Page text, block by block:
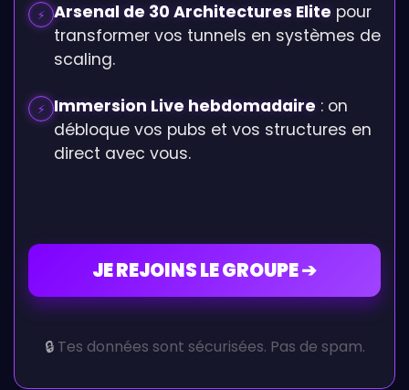
⚡ Arsenal de 30 Architectures Elite pour
transformer vos tunnels en systèmes de
scaling.
⚡ Immersion Live hebdomadaire : on
débloque vos pubs et vos structures en
direct avec vous.
JE REJOINS LE GROUPE ➔
🔒 Tes données sont sécurisées. Pas de spam.